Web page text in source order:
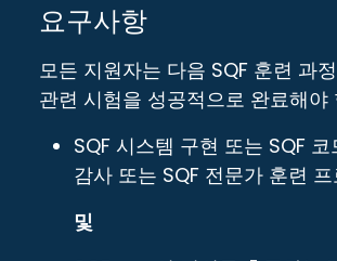
요구사항
모든 지원자는 다음 SQF 훈련 과
관련 시험을 성공적으로 완료해야
SQF 시스템 구현 또는 SQF
감사 또는 SQF 전문가 훈련
및